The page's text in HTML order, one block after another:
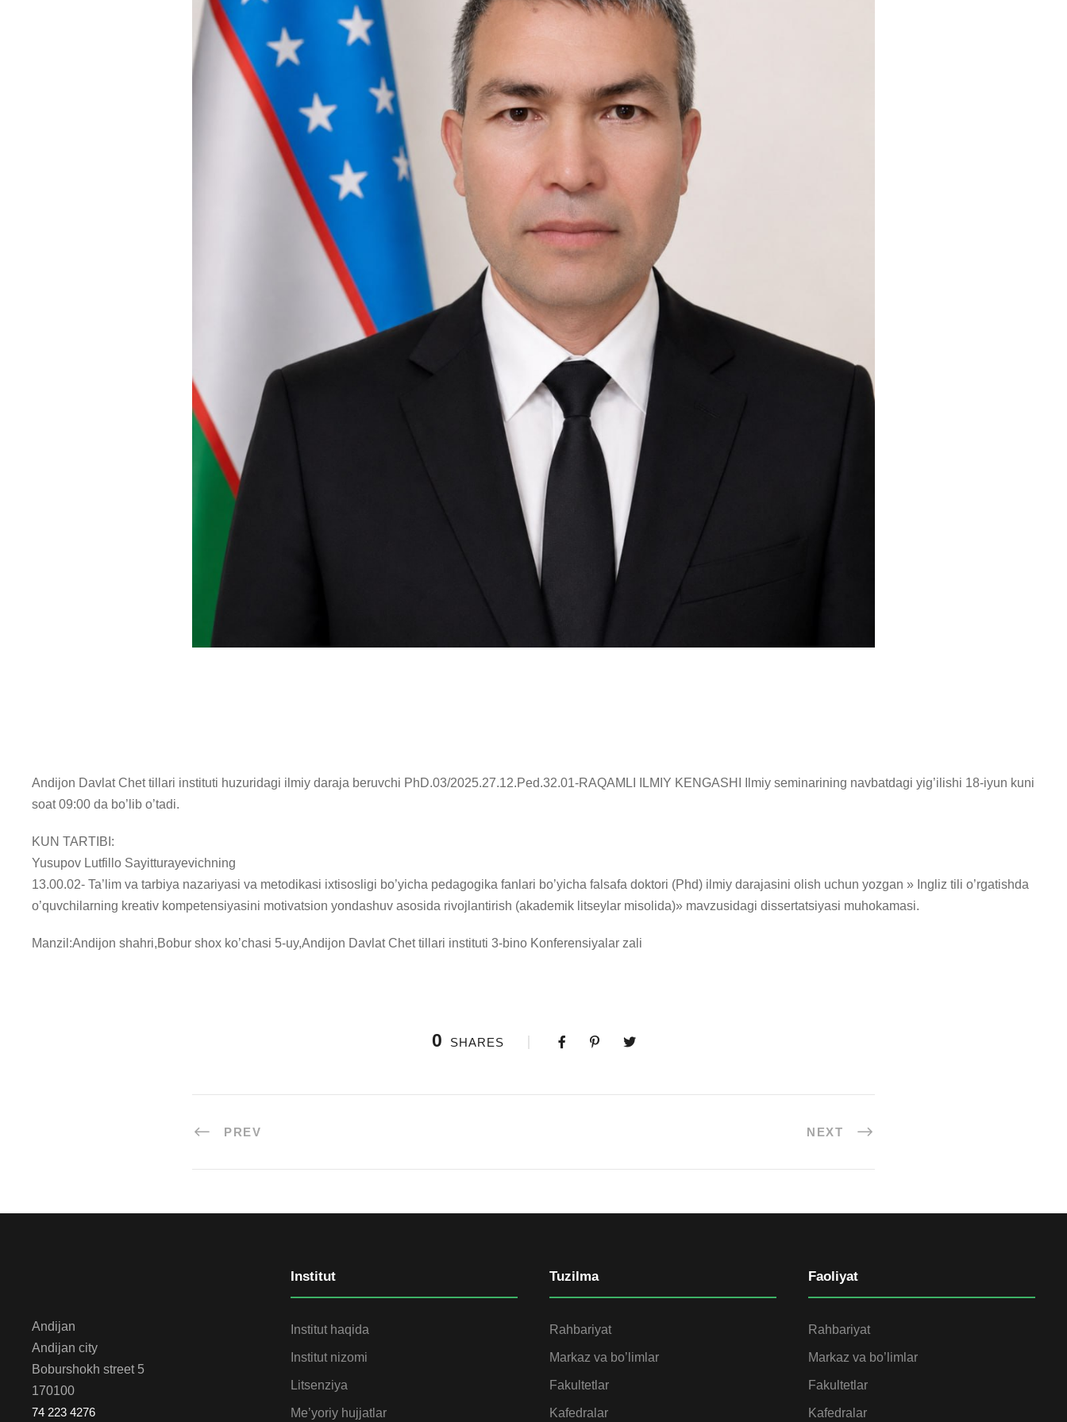
Andijon Davlat Chet tillari instituti huzuridagi ilmiy daraja beruvchi PhD.03/2025.27.12.Ped.32.01-RAQAMLI ILMIY KENGASHI Ilmiy seminarining navbatdagi yig’ilishi 18-iyun kuni
soat 09:00 da bo’lib o’tadi.
KUN TARTIBI:
Yusupov Lutfillo Sayitturayevichning
13.00.02- Ta’lim va tarbiya nazariyasi va metodikasi ixtisosligi bo’yicha pedagogika fanlari bo’yicha falsafa doktori (Phd) ilmiy darajasini olish uchun yozgan » Ingliz tili o’rgatishda
o’quvchilarning kreativ kompetensiyasini motivatsion yondashuv asosida rivojlantirish (akademik litseylar misolida)» mavzusidagi dissertatsiyasi muhokamasi.
Manzil:Andijon shahri,Bobur shox ko’chasi 5-uy,Andijon Davlat Chet tillari instituti 3-bino Konferensiyalar zali
0 SHARES
PREV NEXT
Andijan
Andijan city
Boburshokh street 5
170100
74 223 4276
Institut
Institut haqida
Institut nizomi
Litsenziya
Me’yoriy hujjatlar
Tuzilma
Rahbariyat
Markaz va bo’limlar
Fakultetlar
Kafedralar
Faoliyat
Rahbariyat
Markaz va bo’limlar
Fakultetlar
Kafedralar